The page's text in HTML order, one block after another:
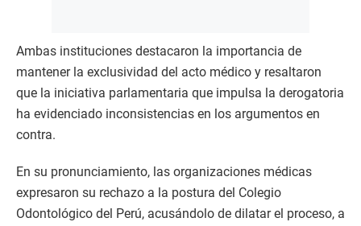
Ambas instituciones destacaron la importancia de
mantener la exclusividad del acto médico y resaltaron
que la iniciativa parlamentaria que impulsa la derogatoria
ha evidenciado inconsistencias en los argumentos en
contra.
En su pronunciamiento, las organizaciones médicas
expresaron su rechazo a la postura del Colegio
Odontológico del Perú, acusándolo de dilatar el proceso, a